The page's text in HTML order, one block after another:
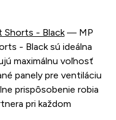
Shorts - Black— MP
- Black sú ideálna
maximálnu voľnosť
panely pre ventiláciu
prispôsobenie robia
pri každom